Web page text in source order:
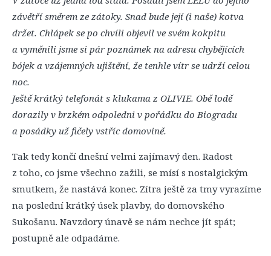
závětří směrem ze zátoky. Snad bude její (i naše) kotva
držet. Chlápek se po chvíli objevil ve svém kokpitu
a vyměnili jsme si pár poznámek na adresu chybějících
bójek a vzájemných ujištění, že tenhle vítr se udrží celou
noc.
Ještě krátký telefonát s klukama z OLIVIE. Obě lodě
dorazily v brzkém odpoledni v pořádku do Biogradu
a posádky už fičely vstříc domovině.
Tak tedy končí dnešní velmi zajímavý den. Radost
z toho, co jsme všechno zažili, se mísí s nostalgickým
smutkem, že nastává konec. Zítra ještě za tmy vyrazíme
na poslední krátký úsek plavby, do domovského
Sukošanu. Navzdory únavě se nám nechce jít spát;
postupně ale odpadáme.